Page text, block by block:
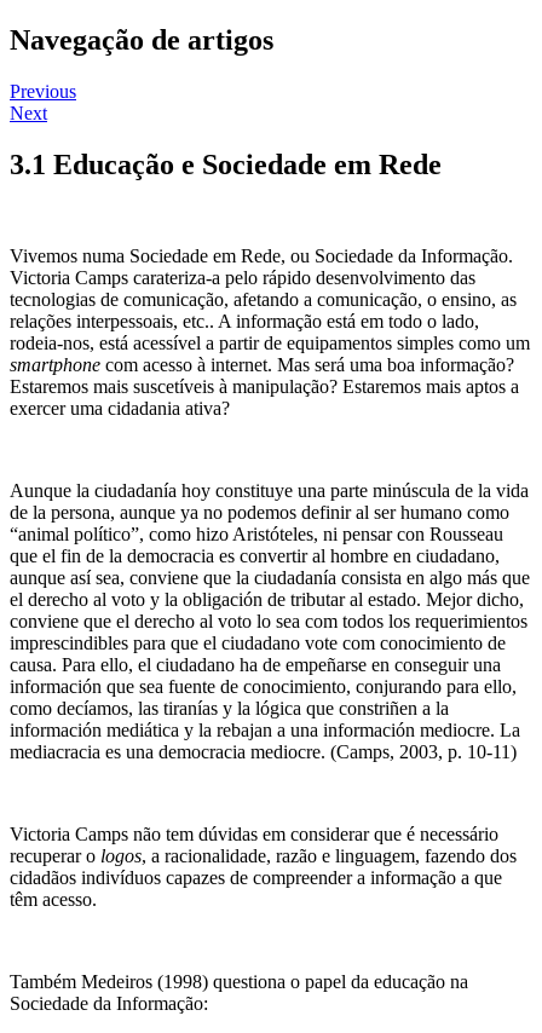
Navegação de artigos
Previous
Next
3.1 Educação e Sociedade em Rede
Vivemos numa Sociedade em Rede, ou Sociedade da Informação.
Victoria Camps carateriza-a pelo rápido desenvolvimento das
tecnologias de comunicação, afetando a comunicação, o ensino, as
relações interpessoais, etc.. A informação está em todo o lado,
rodeia-nos, está acessível a partir de equipamentos simples como um
smartphone com acesso à internet. Mas será uma boa informação?
Estaremos mais suscetíveis à manipulação? Estaremos mais aptos a
exercer uma cidadania ativa?
Aunque la ciudadanía hoy constituye una parte minúscula de la vida
de la persona, aunque ya no podemos definir al ser humano como
“animal político”, como hizo Aristóteles, ni pensar con Rousseau
que el fin de la democracia es convertir al hombre en ciudadano,
aunque así sea, conviene que la ciudadanía consista en algo más que
el derecho al voto y la obligación de tributar al estado. Mejor dicho,
conviene que el derecho al voto lo sea com todos los requerimientos
imprescindibles para que el ciudadano vote com conocimiento de
causa. Para ello, el ciudadano ha de empeñarse en conseguir una
información que sea fuente de conocimiento, conjurando para ello,
como decíamos, las tiranías y la lógica que constriñen a la
información mediática y la rebajan a una información mediocre. La
mediacracia es una democracia mediocre. (Camps, 2003, p. 10-11)
Victoria Camps não tem dúvidas em considerar que é necessário
recuperar o logos, a racionalidade, razão e linguagem, fazendo dos
cidadãos indivíduos capazes de compreender a informação a que
têm acesso.
Também Medeiros (1998) questiona o papel da educação na
Sociedade da Informação: